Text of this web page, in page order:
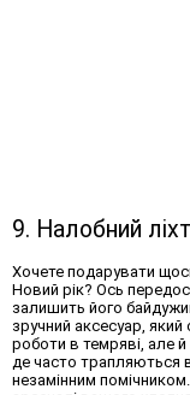
9. Налобний
Хочете подарувати
Новий рік? Ось
залишить його
зручний аксесуар, який
роботи в темряві, але й
де часто трапляються
незамінним